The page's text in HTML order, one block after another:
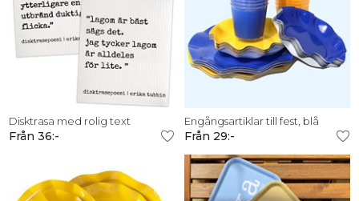
Disktrasa med rolig text
Från 36:-
Engångsartiklar till fest, blå
Från 29:-